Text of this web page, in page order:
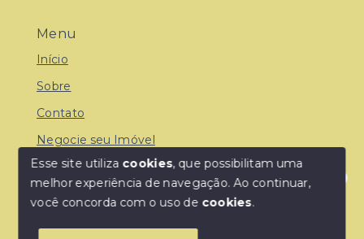
Olá! Estamos disponíveis para te ajudar.
Menu
Início
Sobre
Contato
Negocie seu Imóvel
© Copyright 2026 - Central Park Imob - Todos os
Esse site utiliza cookies, que possibilitam uma
melhor experiência de navegação.Ao continuar,
você concorda com o uso de cookies.